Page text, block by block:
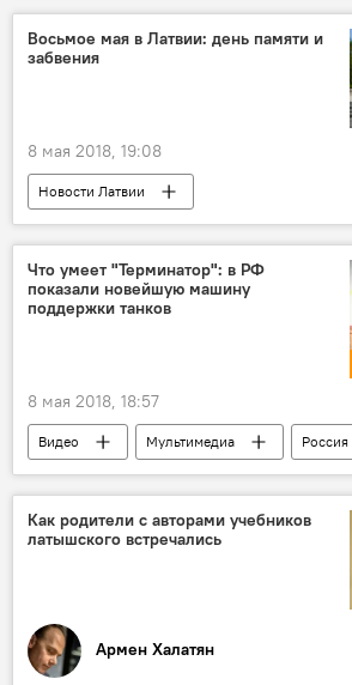
Иманта
Алексис Кокоревич
Bezvests.lv
Восьмое мая в Латвии: день памяти и
забвения
8 мая 2018, 19:08
Новости Латвии
Латвия отмечает День Победы
Латвия
Вторая мировая война
Что умеет "Терминатор": в РФ
показали новейшую машину
поддержки танков
8 мая 2018, 18:57
Видео Мультимедиа
Россия
Минобороны РФ
ВС РФ
БМПТ "Терминатор"
бронетехника
бронемашины
Как родители с авторами учебников
латышского встречались
Армен Халатян